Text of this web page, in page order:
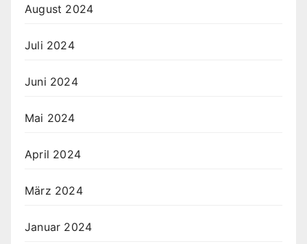
August 2024
Juli 2024
Juni 2024
Mai 2024
April 2024
März 2024
Januar 2024